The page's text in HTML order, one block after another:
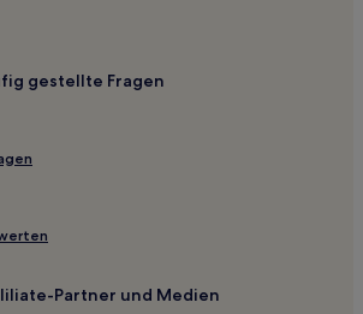
Hotels
di San Bassiano
gestellte Fragen
Partner und Medien